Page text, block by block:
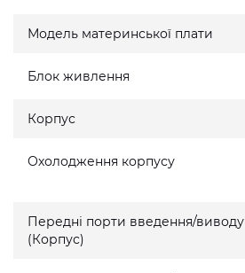
Модель материнської плати
Блок живлення
Корпус
Охолодження корпусу
Передні порти введення/виводу
(Корпус)